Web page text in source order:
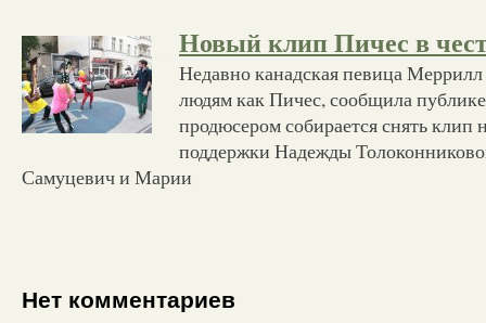
Новый клип Пичес в
Недавно канадская певица
людям как Пичес, сообщила
продюсером собирается снять клип
поддержки Надежды
Самуцевич и Марии
Нет комментариев